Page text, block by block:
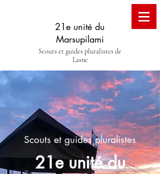
21e unité du
Marsupilami
Scouts et guides pluralistes de
Lasne
Scouts et guides pluralistes
21e unité du